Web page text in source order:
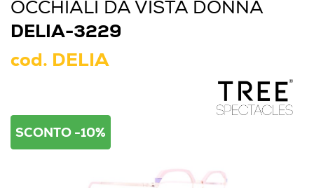
OCCHIALI DA VISTA DONNA
DELIA-3229
cod. DELIA
SCONTO -10%